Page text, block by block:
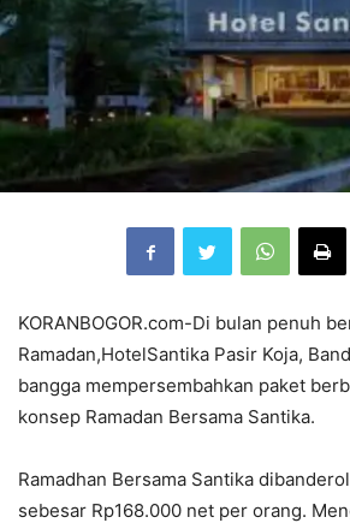
KORANBOGOR.com-Di bulan penuh
Ramadan,HotelSantika Pasir Koja,
bangga mempersembahkan paket
konsep Ramadan Bersama Santika.
Ramadhan Bersama Santika
sebesar Rp168.000 net per orang.